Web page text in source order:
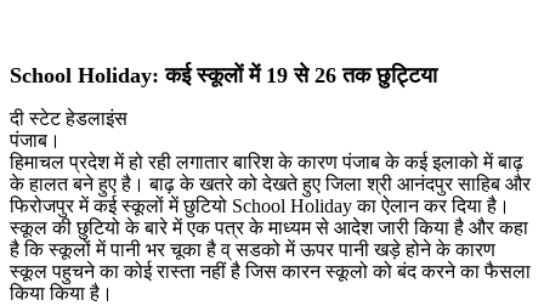
School Holiday: कई स्कूलों में 19 से 26 तक छुट्टिया
दी स्टेट हेडलाइंस
पंजाब।
हिमाचल प्रदेश में हो रही लगातार बारिश के कारण पंजाब के कई इलाको में बाढ़
के हालत बने हुए है। बाढ़ के खतरे को देखते हुए जिला श्री आनंदपुर साहिब और
फिरोजपुर में कई स्कूलों में छुटियो School Holiday का ऐलान कर दिया है।
स्कूल की छुटियो के बारे में एक पत्र के माध्यम से आदेश जारी किया है और कहा
है कि स्कूलों में पानी भर चूका है व् सडको में ऊपर पानी खड़े होने के कारण
स्कूल पहुचने का कोई रास्ता नहीं है जिस कारन स्कूलो को बंद करने का फैसला
किया किया है।